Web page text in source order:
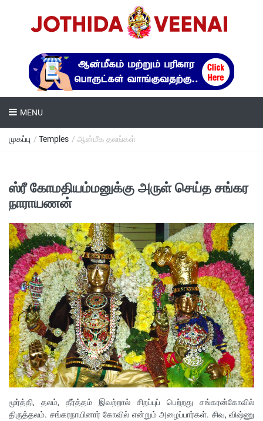
MENU
முகப்பு / Temples / ஆன்மீக தலங்கள்
ஸ்ரீ கோமதியம்மனுக்கு அருள் செய்த சங்கர
நாராயணன்
மூர்த்தி, தலம், தீர்த்தம் இவற்றால் சிறப்புப் பெற்றது சங்கரன்கோவில்
திருத்தலம். சங்கரநாயினார் கோவில் என்றும் அழைப்பார்கள். சிவ, விஷ்ணு